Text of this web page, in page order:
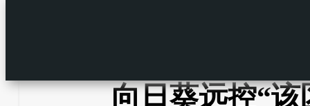
向日葵远控“